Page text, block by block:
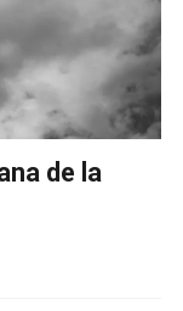
de la